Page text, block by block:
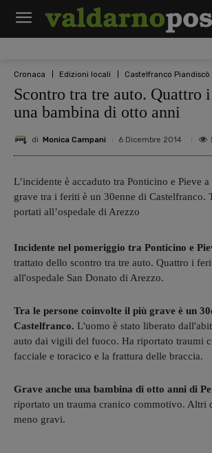
Cronaca Edizioni locali Castelfranco Piandiscò
Scontro tra tre auto. Quattro
una bambina di otto anni
di Monica Campani 6 Dicembre 2014
L’incidente è accaduto tra Ponticino e Pieve
grave tra i feriti è un 30enne di Castelfranco.
portati all’ospedale di Arezzo
Incidente nel pomeriggio tra Ponticino e
trattato dello scontro tra tre auto. Quattro i
all'ospedale San Donato di Arezzo.
Tra le persone coinvolte il più grave è un
Castelfranco. L'uomo è stato liberato
auto dai vigili del fuoco. Ha riportato traumi
facciale e toracico e la frattura delle braccia.
Grave anche una bambina di otto anni di
riportato un trauma cranico commotivo. Altri
meno gravi.